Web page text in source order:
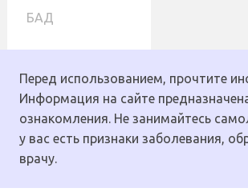
БАД
Перед использованием, прочтите
Информация на сайте
ознакомления. Не занимайтесь
у вас есть признаки заболевания,
врачу.